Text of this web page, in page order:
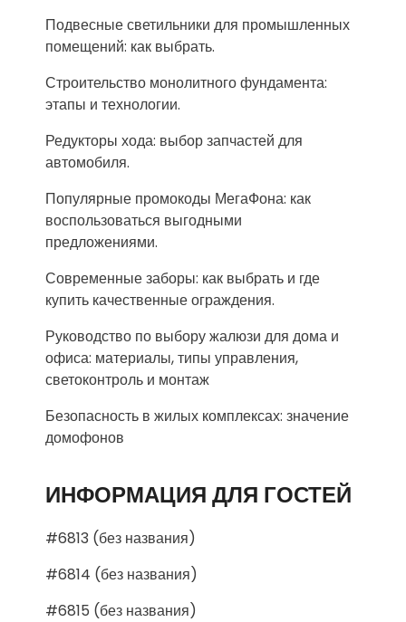
Подвесные светильники для промышленных
помещений: как выбрать.
Строительство монолитного фундамента:
этапы и технологии.
Редукторы хода: выбор запчастей для
автомобиля.
Популярные промокоды МегаФона: как
воспользоваться выгодными
предложениями.
Современные заборы: как выбрать и где
купить качественные ограждения.
Руководство по выбору жалюзи для дома и
офиса: материалы, типы управления,
светоконтроль и монтаж
Безопасность в жилых комплексах: значение
домофонов
ИНФОРМАЦИЯ ДЛЯ ГОСТЕЙ
#6813 (без названия)
#6814 (без названия)
#6815 (без названия)